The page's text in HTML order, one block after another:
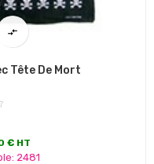

Tête De Mort
€ HT
2481